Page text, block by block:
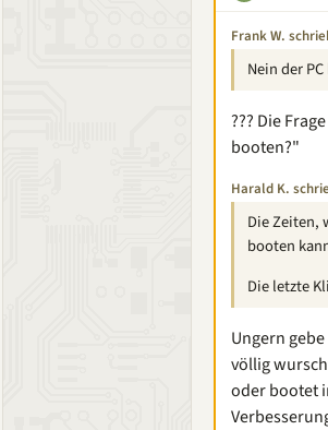
Frank W.
Nein der
??? Die
booten?"
Harald K.
Die Zeiten,
booten
Die letzte
Ungern
völlig
oder bootet